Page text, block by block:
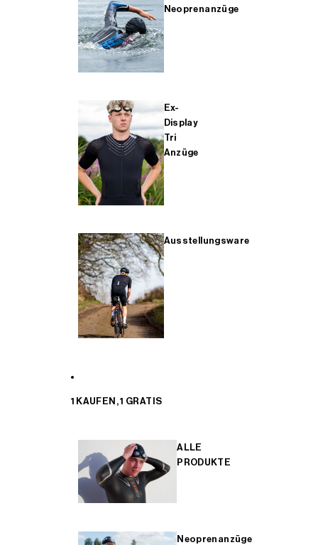
Neoprenanzüge
Ex-
Display
Tri
Anzüge
Ausstellungsware
1 KAUFEN, 1 GRATIS
ALLE
PRODUKTE
Neoprenanzüge